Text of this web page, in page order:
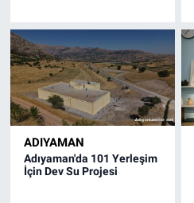
ADIYAMAN
Adıyaman'da 101 Yerleşim
İçin Dev Su Projesi